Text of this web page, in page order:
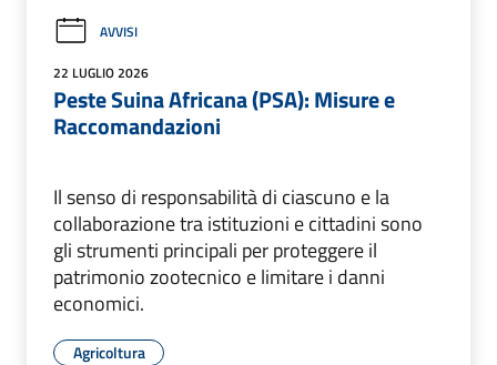
AVVISI
22 LUGLIO 2026
Peste Suina Africana (PSA): Misure e
Raccomandazioni
Il senso di responsabilità di ciascuno e la
collaborazione tra istituzioni e cittadini sono
gli strumenti principali per proteggere il
patrimonio zootecnico e limitare i danni
economici.
Agricoltura